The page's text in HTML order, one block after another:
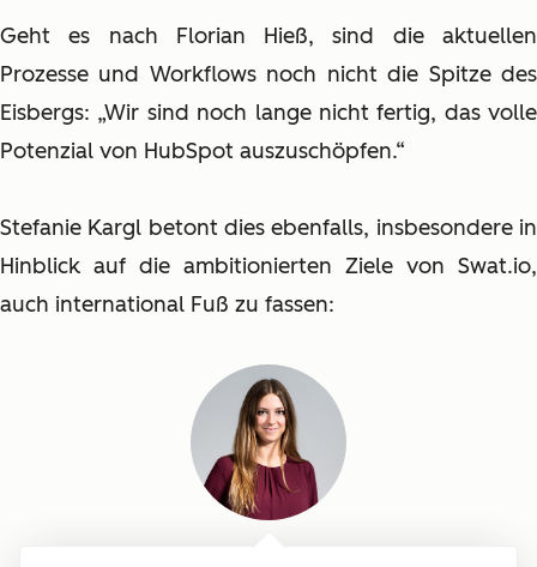
Geht es nach Florian Hieß, sind die aktuellen
Prozesse und Workflows noch nicht die Spitze des
Eisbergs: „Wir sind noch lange nicht fertig, das volle
Potenzial von HubSpot auszuschöpfen.“
Stefanie Kargl betont dies ebenfalls, insbesondere in
Hinblick auf die ambitionierten Ziele von Swat.io,
auch international Fuß zu fassen: